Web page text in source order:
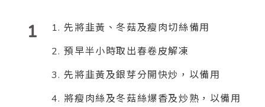
1
1. 先將韭黃、冬菇及瘦肉切絲備用
2. 預早半小時取出春卷皮解凍
3. 先將韭黃及銀芽分開快炒，以備用
4. 將瘦肉絲及冬菇絲爆香及炒熟，以備用